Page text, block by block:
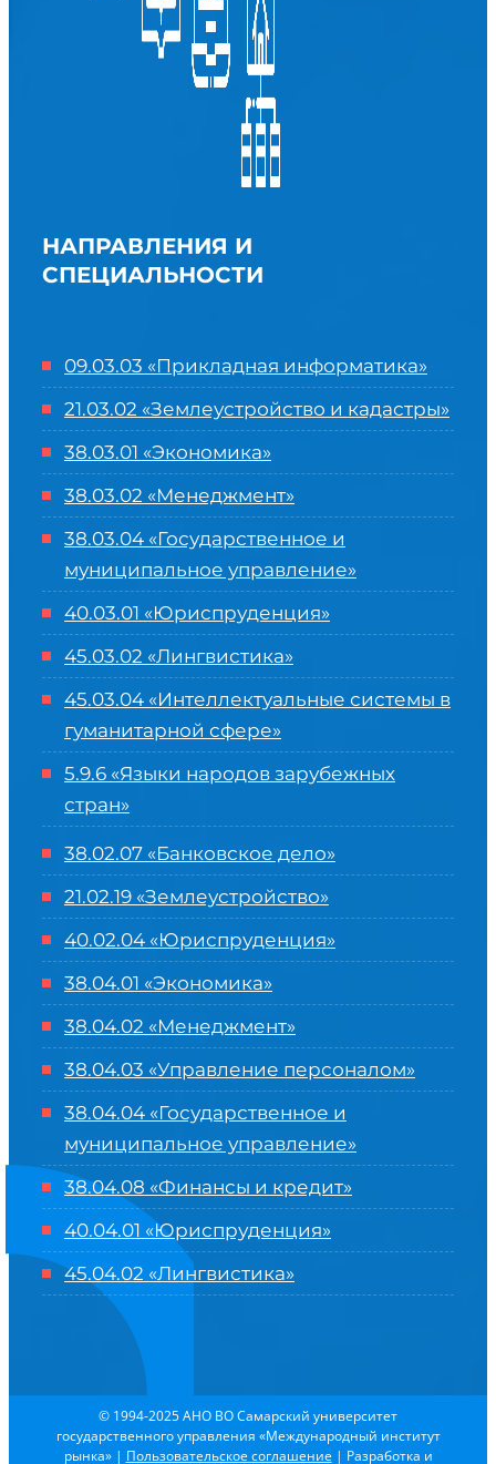
НАПРАВЛЕНИЯ И
СПЕЦИАЛЬНОСТИ
09.03.03 «Прикладная информатика»
21.03.02 «Землеустройство и кадастры»
38.03.01 «Экономика»
38.03.02 «Менеджмент»
38.03.04 «Государственное и
муниципальное управление»
40.03.01 «Юриспруденция»
45.03.02 «Лингвистика»
45.03.04 «Интеллектуальные системы в
гуманитарной сфере»
5.9.6 «Языки народов зарубежных
стран»
38.02.07 «Банковское дело»
21.02.19 «Землеустройство»
40.02.04 «Юриспруденция»
38.04.01 «Экономика»
38.04.02 «Менеджмент»
38.04.03 «Управление персоналом»
38.04.04 «Государственное и
муниципальное управление»
38.04.08 «Финансы и кредит»
40.04.01 «Юриспруденция»
45.04.02 «Лингвистика»
© 1994-2025 АНО ВО Самарский университет
государственного управления «Международный институт
рынка» | Пользовательское соглашение | Разработка и